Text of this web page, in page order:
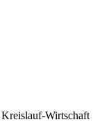
Wirtschaft